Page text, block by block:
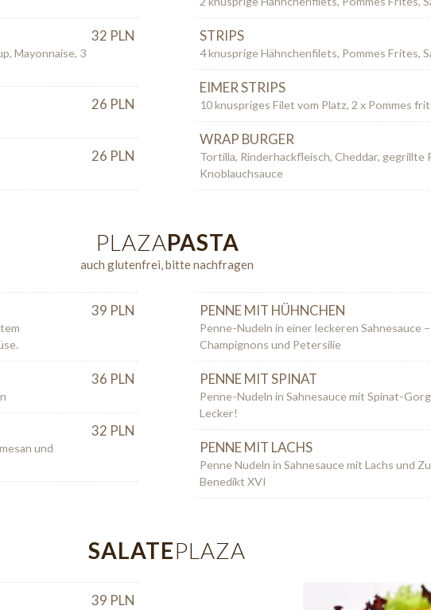
32 PLN
Mayonnaise, 3
26 PLN
26 PLN
STRIPS
4 knusprige Hähnchenfilets, Pommes Frites,
EIMER STRIPS
10 knuspriges Filet vom Platz, 2 x Pommes
WRAP BURGER
Tortilla, Rinderhackfleisch, Cheddar, gegrillte
Knoblauchsauce
PLAZAPASTA
auch glutenfrei, bitte nachfragen
39 PLN
36 PLN
32 PLN
und
PENNE MIT HÜHNCHEN
Penne-Nudeln in einer leckeren Sahnesauce
Champignons und Petersilie
PENNE MIT SPINAT
Penne-Nudeln in Sahnesauce mit Spinat-
Lecker!
PENNE MIT LACHS
Penne Nudeln in Sahnesauce mit Lachs und
Benedikt XVI
SALATEPLAZA
39 PLN